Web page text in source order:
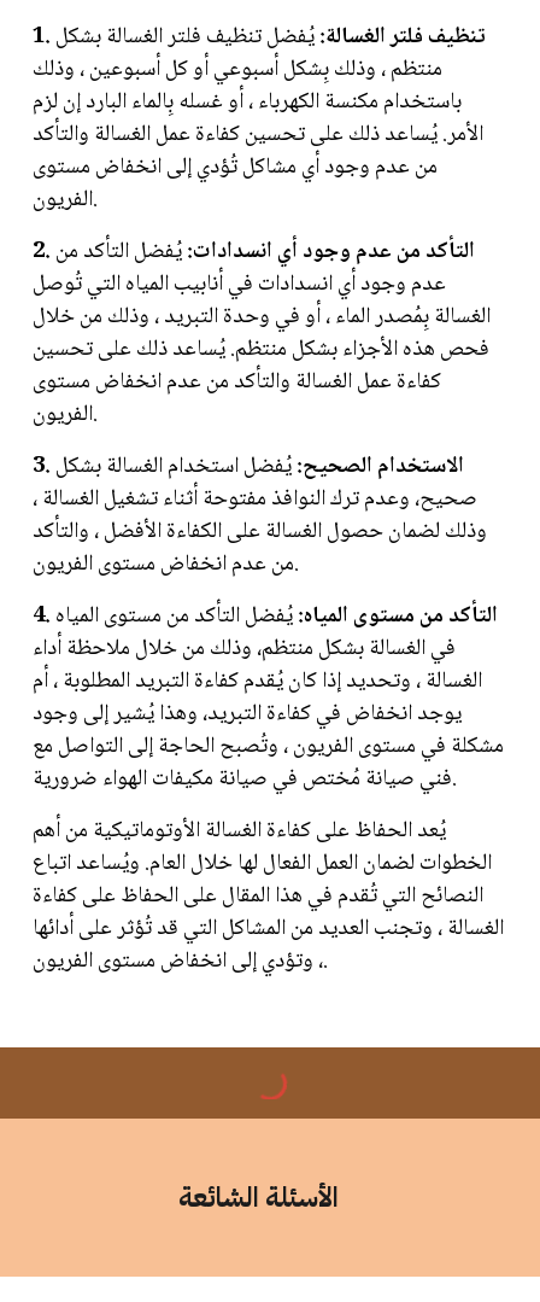
1. تنظيف فلتر الغسالة:يُفضل تنظيف فلتر الغسالة بشكل
منتظم ، وذلك بِشكل أسبوعي أو كل أسبوعين ، وذلك
باستخدام مكنسة الكهرباء ، أو غسله بِالماء البارد إن لزم
الأمر. يُساعد ذلك على تحسين كفاءة عمل الغسالة والتأكد
من عدم وجود أي مشاكل تُؤدي إلى انخفاض مستوى
الفريون.
2. التأكد من عدم وجود أي انسدادات:يُفضل التأكد من
عدم وجود أي انسدادات في أنابيب المياه التي تُوصل
الغسالة بِمُصدر الماء ، أو في وحدة التبريد ، وذلك من خلال
فحص هذه الأجزاء بشكل منتظم. يُساعد ذلك على تحسين
كفاءة عمل الغسالة والتأكد من عدم انخفاض مستوى
الفريون.
3. الاستخدام الصحيح:يُفضل استخدام الغسالة بشكل
صحيح، وعدم ترك النوافذ مفتوحة أثناء تشغيل الغسالة ،
وذلك لضمان حصول الغسالة على الكفاءة الأفضل ، والتأكد
من عدم انخفاض مستوى الفريون.
4. التأكد من مستوى المياه:يُفضل التأكد من مستوى المياه
في الغسالة بشكل منتظم، وذلك من خلال ملاحظة أداء
الغسالة ، وتحديد إذا كان يُقدم كفاءة التبريد المطلوبة ، أم
يوجد انخفاض في كفاءة التبريد، وهذا يُشير إلى وجود
مشكلة في مستوى الفريون ، وتُصبح الحاجة إلى التواصل مع
فني صيانة مُختص في صيانة مكيفات الهواء ضرورية.
يُعد الحفاظ على كفاءة الغسالة الأوتوماتيكية من أهم
الخطوات لضمان العمل الفعال لها خلال العام. ويُساعد اتباع
النصائح التي تُقدم في هذا المقال على الحفاظ على كفاءة
الغسالة ، وتجنب العديد من المشاكل التي قد تُؤثر على أدائها
، وتؤدي إلى انخفاض مستوى الفريون.
الأسئلة الشائعة